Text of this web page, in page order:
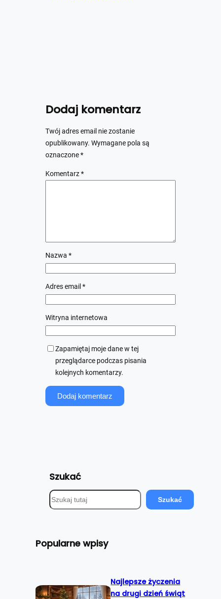
Dodaj komentarz
Twój adres email nie zostanie
opublikowany. Wymagane pola są
oznaczone*
Komentarz*
Nazwa *
Adres email *
Witryna internetowa
Zapamiętaj moje dane w tej
przeglądarce podczas pisania
kolejnych komentarzy.
Szukać
S
z
a
Szukać
Popularne wpisy
Najlepsze życzenia
na drugi dzień świąt